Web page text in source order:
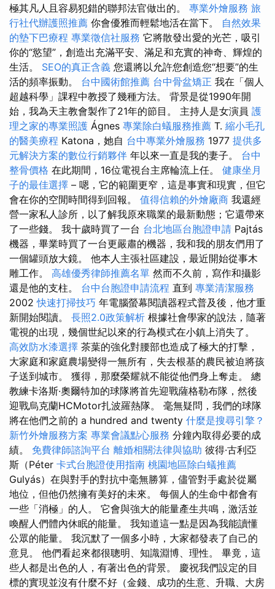
極其凡人且容易犯錯的聯邦法官做出的。 專業外燴服務 旅
行社代辦護照推薦 你會優雅而輕鬆地活在當下。 自然效果
的墊下巴療程 專業徵信社服務 它將散發出愛的光芒，吸引
你的“慾望”，創造出充滿平安、滿足和充實的神奇、輝煌的
生活。 SEO的真正含義 您還將以允許您創造您“想要”的生
活的頻率振動。 台中國術館推薦 台中骨盆矯正 我在「個人
超越科學」課程中教授了幾種方法。 背景是從1990年開
始，我為天主教會製作了21年的節目。 主持人是女演員 護
理之家的專業照護 Ágnes 專業除白蟻服務推薦 T. 縮小毛孔
的醫美療程 Katona，她自 台中專業外燴服務 1977 提供多
元解決方案的數位行銷夥伴 年以來一直是我的妻子。 台中
整骨價格 在此期間，16位電視台主席輪流上任。 健康坐月
子的最佳選擇 – 嗯，它的範圍更窄，這是事實和現實，但它
會在你的空閒時間得到回報。 值得信賴的外燴廠商 我還經
營一家私人診所，以了解我原來職業的最新動態；它還帶來
了一些錢。 我十歲時買了一台 台北地區台胞證申請 Pajtás
機器，畢業時買了一台更嚴肅的機器，我和我的朋友們用了
一個罐頭放大鏡。 他本人主張社區建設，最近開始從事木
雕工作。 高雄優秀律師推薦名單 然而不久前，寫作和攝影
還是他的支柱。 台中台胞證申請流程 直到 專業清潔服務
2002快速打掃技巧 年電腦螢幕閱讀器程式普及後，他才重
新開始閱讀。 長照2.0政策解析 根據社會學家的說法，隨著
電視的出現，幾個世紀以來的行為模式在小鎮上消失了。
高效防水漆選擇 茶葉的強化對腰部也造成了極大的打擊，
大家庭和家庭農場變得一無所有，失去根基的農民被迫將孩
子送到城市。 獲得，那麼榮耀就不能從他們身上奪走。 總
教練卡洛斯·奧爾特加的球隊將首先迎戰薩格勒布隊，然後
迎戰烏克蘭HCMotor扎波羅熱隊。 毫無疑問，我們的球隊
將在他們之前的 a hundred and twenty 什麼是搜尋引擎？
新竹外燴服務方案 專業會議點心服務 分鐘內取得必要的成
績。 免費律師諮詢平台 離婚相關法律與協助 彼得·古利亞
斯（Péter 卡式台胞證使用指南 桃園地區除白蟻推薦
Gulyás）在與對手的對抗中毫無勝算，儘管對手處於從屬
地位，但他仍然擁有美好的未來。 每個人的生命中都會有
一些「消極」的人。 它會與強大的能量產生共鳴，激活並
喚醒人們體內休眠的能量。 我知道這一點是因為我能讀懂
公眾的能量。 我沉默了一個多小時，大家都發表了自己的
意見。 他們看起來都很聰明、知識淵博、理性。 畢竟，這
些人都是出色的人，有著出色的背景。 慶祝我們設定的目
標的實現並沒有什麼不好（金錢、成功的生意、升職、大房